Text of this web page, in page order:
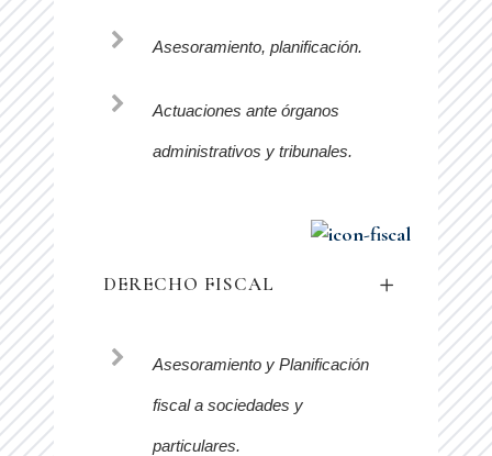
Asesoramiento, planificación.
Actuaciones ante órganos
administrativos y tribunales.
DERECHO FISCAL
Asesoramiento y Planificación
fiscal a sociedades y
particulares.